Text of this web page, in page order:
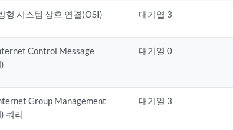
형 시스템 상호 연결(OSI) 대기열 3
Control Message
대기열 0
Group Management
쿼리
대기열 3